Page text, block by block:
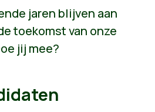
jaren blijven aan
toekomst van onze
jij mee?